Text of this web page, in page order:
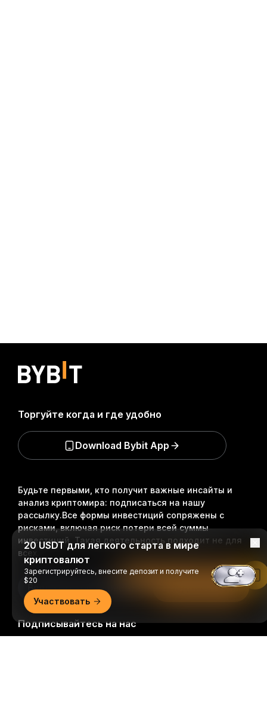
Будьте первыми, кто получит важные инсайты и
анализ криптомира: подписаться на нашу
рассылку.Все формы инвестиций сопряжены с
рисками, включая риск потери всей суммы
инвестиций. Такая деятельность подходит не для
всех.
Подписаться
Подписывайтесь на нас
Торгуйте когда и где удобно
Download Bybit App
20 USDT для легкого старта в мире
криптовалют
Зарегистрируйтесь, внесите депозит и получите
$20
Участвовать
Читать в приложении Bybit